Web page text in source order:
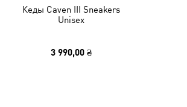
Кеды Caven III Sneakers
Unisex
3 990,00 ₴